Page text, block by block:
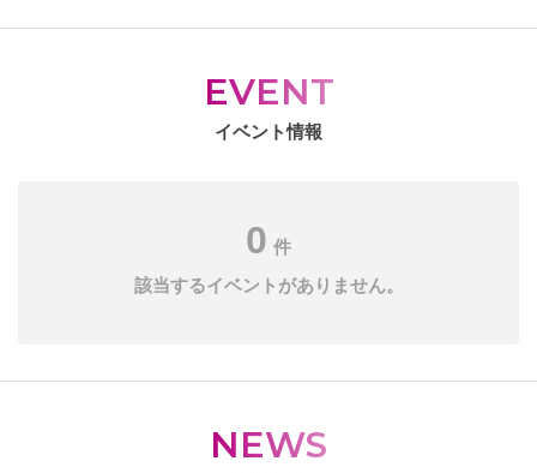
EVENT
イベント情報
0 件
該当するイベントがありません。
NEWS